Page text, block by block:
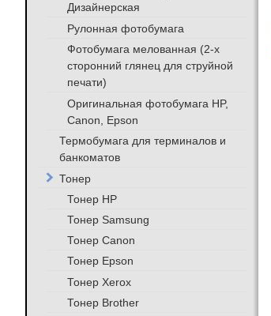
Дизайнерская
Рулонная фотобумага
Фотобумага мелованная (2-х
сторонний глянец для струйной
печати)
Оригинальная фотобумага HP,
Canon, Epson
Термобумага для терминалов и
банкоматов
Тонер
Тонер HP
Тонер Samsung
Тонер Canon
Тонер Epson
Тонер Xerox
Тонер Brother